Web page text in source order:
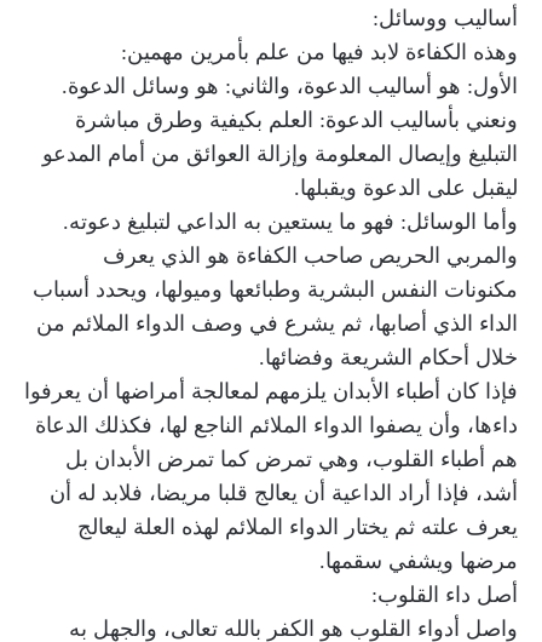
أساليب ووسائل:
وهذه الكفاءة لابد فيها من علم بأمرين مهمين:
الأول: هو أساليب الدعوة، والثاني: هو وسائل الدعوة.
ونعني بأساليب الدعوة: العلم بكيفية وطرق مباشرة
التبليغ وإيصال المعلومة وإزالة العوائق من أمام المدعو
ليقبل على الدعوة ويقبلها.
وأما الوسائل: فهو ما يستعين به الداعي لتبليغ دعوته.
والمربي الحريص صاحب الكفاءة هو الذي يعرف
مكنونات النفس البشرية وطبائعها وميولها، ويحدد أسباب
الداء الذي أصابها، ثم يشرع في وصف الدواء الملائم من
خلال أحكام الشريعة وفضائها.
فإذا كان أطباء الأبدان يلزمهم لمعالجة أمراضها أن يعرفوا
داءها، وأن يصفوا الدواء الملائم الناجع لها، فكذلك الدعاة
هم أطباء القلوب، وهي تمرض كما تمرض الأبدان بل
أشد، فإذا أراد الداعية أن يعالج قلبا مريضا، فلابد له أن
يعرف علته ثم يختار الدواء الملائم لهذه العلة ليعالج
مرضها ويشفي سقمها.
أصل داء القلوب:
واصل أدواء القلوب هو الكفر بالله تعالى، والجهل به